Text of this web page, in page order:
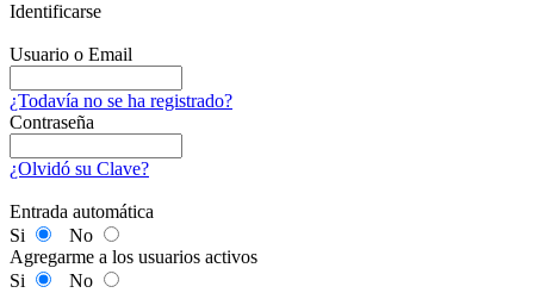
Identificarse
Usuario o Email
¿Todavía no se ha registrado?
Contraseña
¿Olvidó su Clave?
Entrada automática
Si
No
Agregarme a los usuarios activos
Si
No